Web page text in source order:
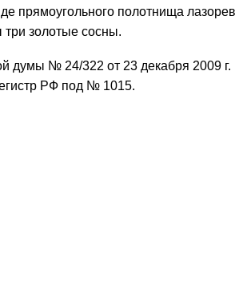
прямоугольного полотнища
золотые сосны.
думы № 24/322 от 23 декабря 2009 г.
РФ под № 1015.